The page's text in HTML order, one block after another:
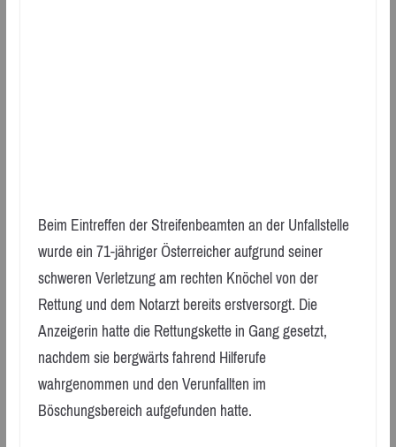
Beim Eintreffen der Streifenbeamten an der Unfallstelle
wurde ein 71-jähriger Österreicher aufgrund seiner
schweren Verletzung am rechten Knöchel von der
Rettung und dem Notarzt bereits erstversorgt. Die
Anzeigerin hatte die Rettungskette in Gang gesetzt,
nachdem sie bergwärts fahrend Hilferufe
wahrgenommen und den Verunfallten im
Böschungsbereich aufgefunden hatte.